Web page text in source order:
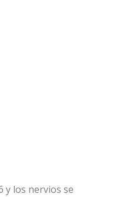
y los nervios se